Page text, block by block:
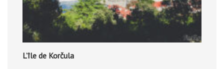
L’île de Korčula